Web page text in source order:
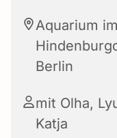
Aquarium
Berlin
mit Olha,
Katja